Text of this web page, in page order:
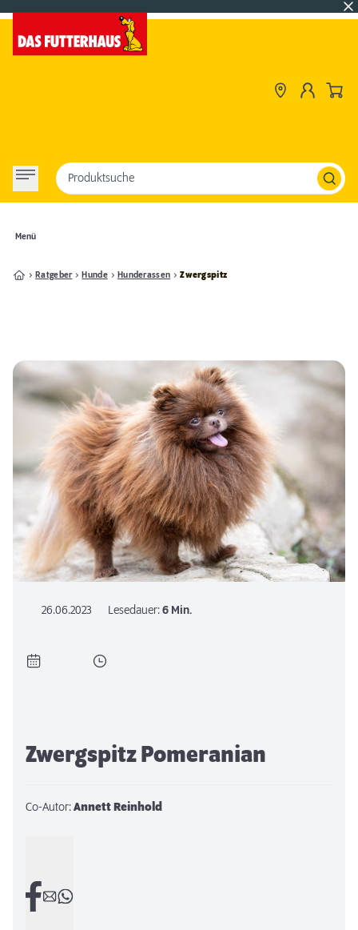
Menü
Produktsuche
Ratgeber Hunde Hunderassen Zwergspitz
26.06.2023 Lesedauer:6 Min.
Zwergspitz Pomeranian
Co-Autor:Annett Reinhold